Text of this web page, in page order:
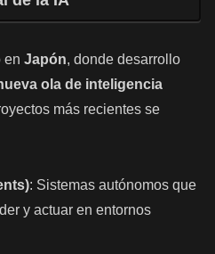
en Japón, donde desarrollo
ola de inteligencia
más recientes se
: Sistemas autónomos que
y actuar en entornos